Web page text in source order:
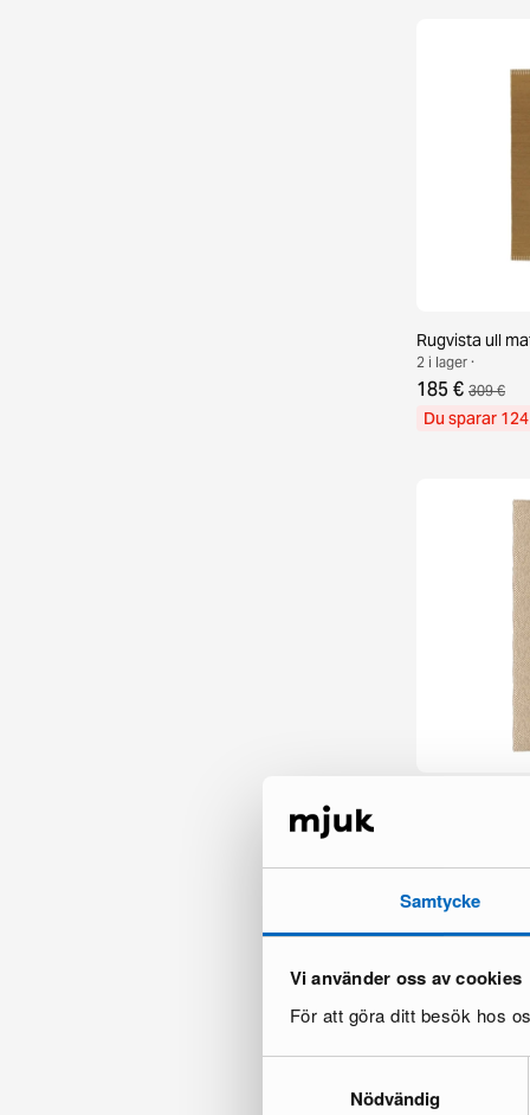
Samtycke
Vi använder oss av cookies
För att göra ditt besök hos
Nödvändig
Rugvista ull
2 i lager ·
185 € 309 €
Du sparar